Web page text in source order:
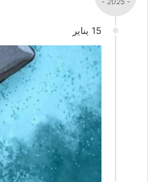
- 2025 -
15 يناير